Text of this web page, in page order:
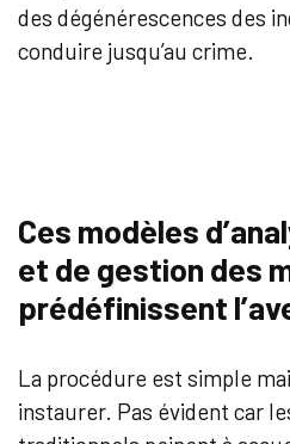
des dégénérescences des
conduire jusqu’au crime.
Ces modèles
et de gestion des
prédéfinissent
La procédure est simple
instaurer. Pas évident car